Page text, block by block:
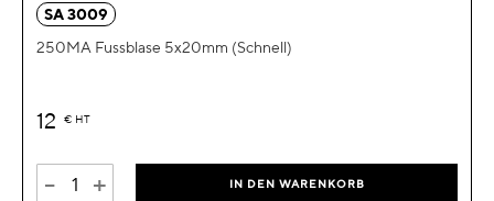
SA 3009
250MA Fussblase 5x20mm (Schnell)
12 € HT
- + IN DEN WARENKORB